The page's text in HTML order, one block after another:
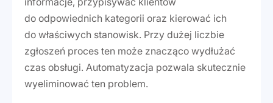
do odpowiednich kategorii oraz kierować ich
do właściwych stanowisk. Przy dużej liczbie
zgłoszeń proces ten może znacząco wydłużać
czas obsługi. Automatyzacja pozwala skutecznie
wyeliminować ten problem.